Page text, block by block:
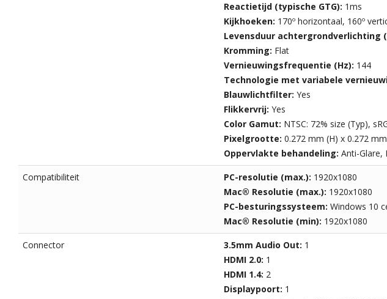
Reactietijd (typische GTG): 1ms
Kijkhoeken: 170º horizontaal, 160º
Levensduur achtergrondverlichting
Kromming: Flat
Vernieuwingsfrequentie (Hz): 144
Technologie met variabele
Blauwlichtfilter: Yes
Flikkervrij: Yes
Color Gamut: NTSC: 72% size (Typ),
Pixelgrootte: 0.272 mm (H) x 0.272
Oppervlakte behandeling: Anti-Glare,
Compatibiliteit PC-resolutie (max.): 1920x1080
Mac® Resolutie (max.): 1920x1080
PC-besturingssysteem: Windows 10
Mac® Resolutie (min): 1920x1080
Connector 3.5mm Audio Out: 1
HDMI 2.0: 1
HDMI 1.4: 2
Displaypoort: 1